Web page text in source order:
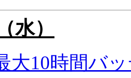
水）
大10時間バ